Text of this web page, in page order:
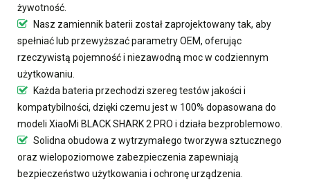
żywotność.
Nasz zamiennik baterii został zaprojektowany tak, aby
spełniać lub przewyższać parametry OEM, oferując
rzeczywistą pojemność i niezawodną moc w codziennym
użytkowaniu.
Każda bateria przechodzi szereg testów jakości i
kompatybilności, dzięki czemu jest w 100% dopasowana do
modeli XiaoMi BLACK SHARK 2 PRO i działa bezproblemowo.
Solidna obudowa z wytrzymałego tworzywa sztucznego
oraz wielopoziomowe zabezpieczenia zapewniają
bezpieczeństwo użytkowania i ochronę urządzenia.